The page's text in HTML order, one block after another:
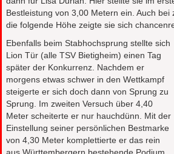
Bestleistung von 3,00 Metern ein. Auch bei
die folgende Höhe zeigte sie sich
Ebenfalls beim Stabhochsprung stellte sich
Lion Tür (alle TSV Bietigheim) einen Tag
später der Konkurrenz. Nachdem er
morgens etwas schwer in den Wettkampf
steigerte er sich doch dann von Sprung zu
Sprung. Im zweiten Versuch über 4,40
Meter scheiterte er nur hauchdünn. Mit der
Einstellung seiner persönlichen Bestmarke
von 4,30 Meter komplettierte er das rein